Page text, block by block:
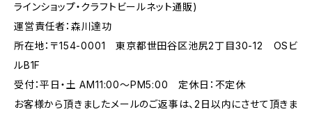
ラインショップ・クラフトビールネット通販)
運営責任者：森川達功
所在地：〒154-0001 東京都世田谷区池尻2丁目30-12 OSビ
ルB1F
受付：平日・土 AM11:00～PM5:00 定休日：不定休
お客様から頂きましたメールのご返事は、2日以内にさせて頂きま